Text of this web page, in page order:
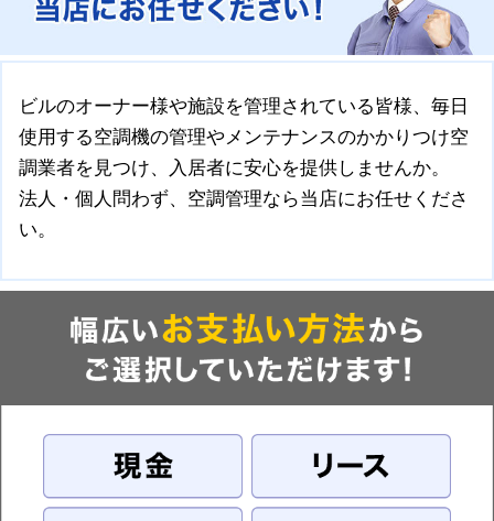
ビルのオーナー様や施設を管理されている皆様、毎日
使用する空調機の管理やメンテナンスのかかりつけ空
調業者を見つけ、入居者に安心を提供しませんか。
法人・個人問わず、空調管理なら当店にお任せくださ
い。